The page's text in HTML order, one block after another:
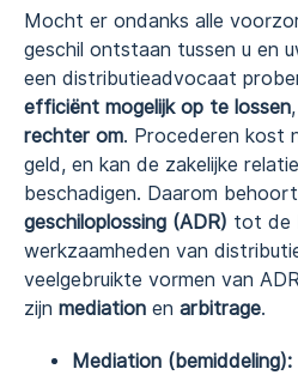
Mocht er ondanks alle
geschil ontstaan tussen u en
een distributieadvocaat
efficiënt mogelijk op te lossen
rechter om. Procederen kost
geld, en kan de zakelijke
beschadigen. Daarom behoort
geschiloplossing (ADR) tot de
werkzaamheden van
veelgebruikte vormen van
zijn mediation en arbitrage.
Mediation (bemiddeling):